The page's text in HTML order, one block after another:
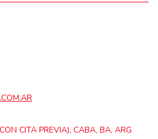
CITA PREVIA), CABA, BA, ARG